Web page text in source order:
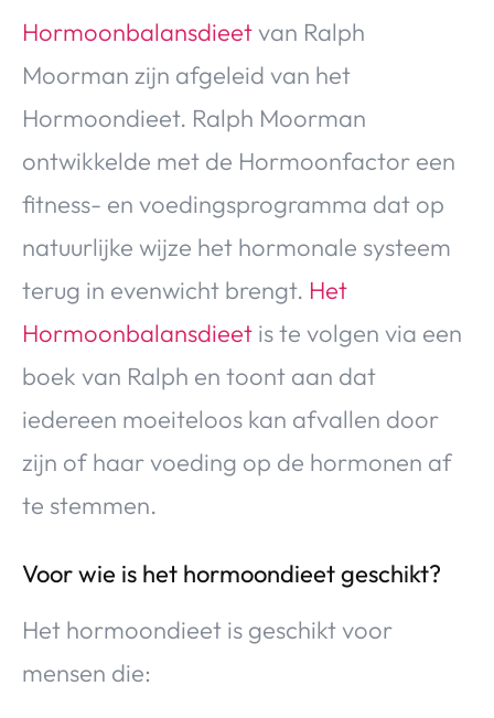
Hormoonbalansdieetvan Ralph
Moorman zijn afgeleid van het
Hormoondieet. Ralph Moorman
ontwikkelde met de Hormoonfactor een
fitness- en voedingsprogramma dat op
natuurlijke wijze het hormonale systeem
terug in evenwicht brengt. Het
Hormoonbalansdieet is te volgen via een
boek van Ralph en toont aan dat
iedereen moeiteloos kan afvallen door
zijn of haar voeding op de hormonen af
te stemmen.
Voor wie is het hormoondieet geschikt?
Het hormoondieet is geschikt voor
mensen die: